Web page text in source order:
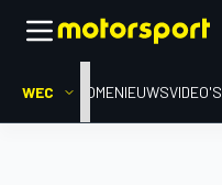
WEC HOMENIEUWSVIDEO'S